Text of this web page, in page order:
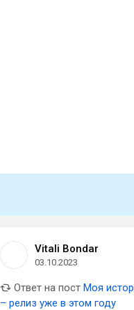
Vitali Bondar
03.10.2023
Ответ на пост Моя
– релиз уже в этом году